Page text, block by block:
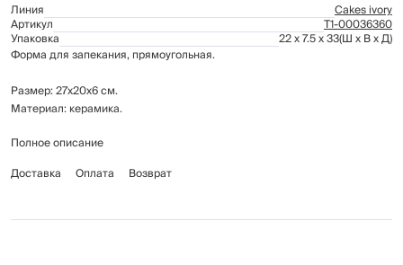
Линия
Cakes ivory
Артикул Т1-00036360
Упаковка 22 x 7.5 x 33(Ш x В x Д)
Форма для запекания, прямоугольная.
Размер: 27х20х6 см.
Материал: керамика.
Подходит для использования в духовке (до 250°С) и микроволновой
использовать на открытом огне. Можно помещать в морозильную
камеры сразу в горячую духовку.
Полное описание
Доставка
Оплата Возврат